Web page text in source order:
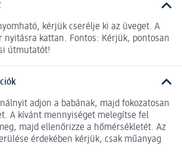
kérjük cserélje ki az üveget. A
nyitásra kattan. Fontos: Kérjük, pontosan
útmutatót!
adjon a babának, majd fokozatosan
A kívánt mennyiséget melegítse fel
majd ellenőrizze a hőmérsékletét. Az
érdekében kérjük, csak műanyag